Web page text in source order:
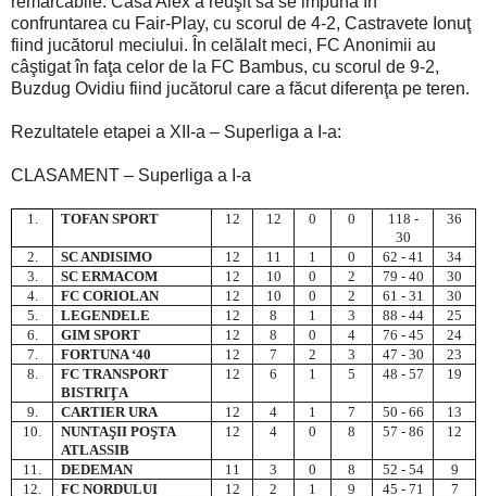
confruntarea cu Fair-Play, cu scorul de 4-2, Castravete Ionuţ
fiind jucătorul meciului. În celălalt meci, FC Anonimii au
câştigat în faţa celor de la FC Bambus, cu scorul de 9-2,
Buzdug Ovidiu fiind jucătorul care a făcut diferenţa pe teren.
Rezultatele etapei a XII-a – Superliga a I-a:
CLASAMENT – Superliga a I-a
1. TOFAN SPORT 12 12 0 0
118 -
30
36
2. SC ANDISIMO 12 11 1 0 62 - 41
34
3.
SC ERMACOM 12 10 0 2 79 - 40
30
4.
FC CORIOLAN 12 10 0 2 61 - 31
30
5.
LEGENDELE 12 8 1 3 88 - 44
25
6.
GIM SPORT 12 8 0 4 76 - 45
24
7.
FORTUNA ‘40 12 7 2 3 47 - 30
23
8.
FC TRANSPORT
BISTRIŢA
12 6 1 5 48 - 57 19
9. CARTIER URA 12 4 1 7 50 - 66
13
10.
NUNTAŞII POŞTA
ATLASSIB
12 4 0 8 57 - 86 12
11. DEDEMAN 11 3 0 8 52 - 54
9
12.
FC NORDULUI 12 2 1 9 45 - 71
7